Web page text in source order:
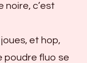
noire, c’est
et hop,
poudre fluo se